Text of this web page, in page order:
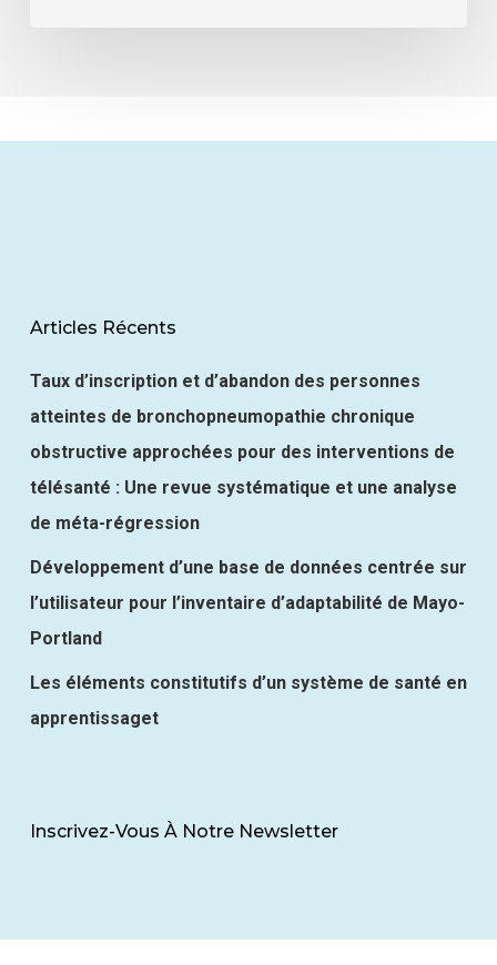
Articles Récents
Taux d’inscription et d’abandon des personnes
atteintes de bronchopneumopathie chronique
obstructive approchées pour des interventions de
télésanté : Une revue systématique et une analyse
de méta-régression
Développement d’une base de données centrée sur
l’utilisateur pour l’inventaire d’adaptabilité de Mayo-
Portland
Les éléments constitutifs d’un système de santé en
apprentissaget
Inscrivez-Vous À Notre Newsletter